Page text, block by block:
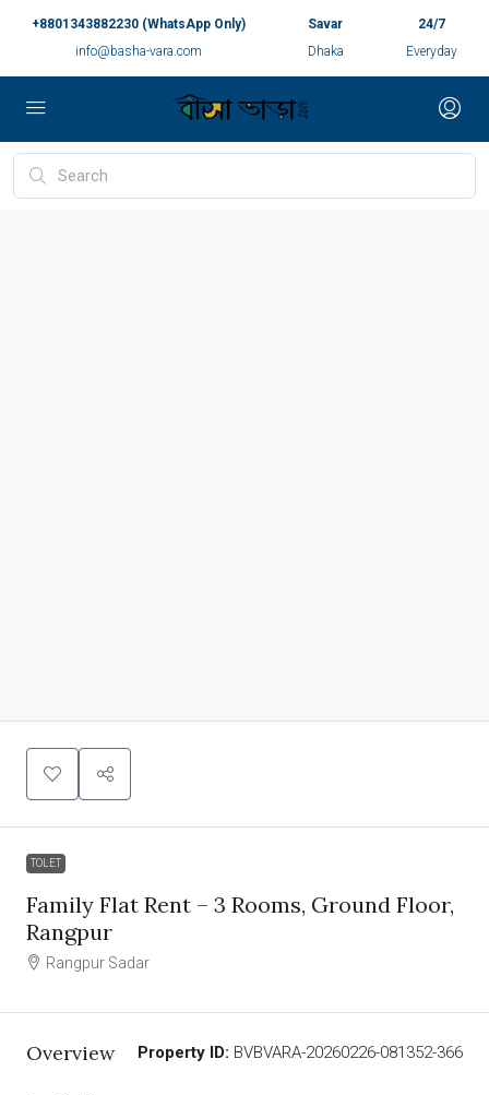
+8801343882230 (WhatsApp Only)
info@basha-vara.com
Savar
Dhaka
24/7
Everyday
TOLET
Family Flat Rent – 3 Rooms, Ground Floor,
Rangpur
Rangpur Sadar
Overview Property ID: BVBVARA-20260226-081352-366